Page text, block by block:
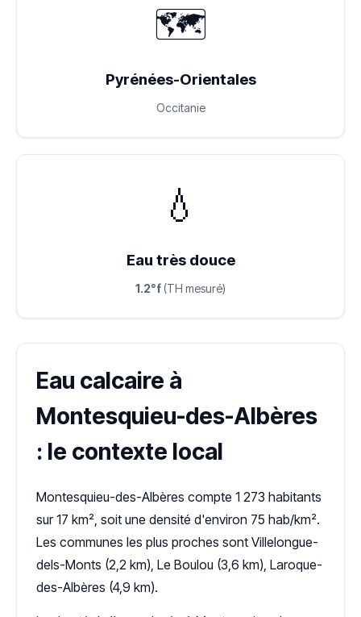
🗺️
Pyrénées-Orientales
Occitanie
💧
Eau très douce
1.2°f (TH mesuré)
Eau calcaire à
Montesquieu-des-Albères
: le contexte local
Montesquieu-des-Albères compte 1 273 habitants
sur 17 km², soit une densité d'environ 75 hab/km².
Les communes les plus proches sont Villelongue-
dels-Monts (2,2 km), Le Boulou (3,6 km), Laroque-
des-Albères (4,9 km).